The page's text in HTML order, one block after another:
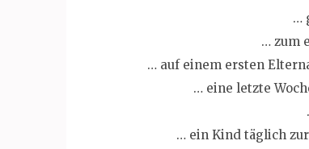
…
… zum
… auf einem ersten
… eine letzte
… ein Kind täglich